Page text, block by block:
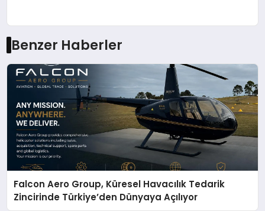
Benzer Haberler
Falcon Aero Group, Küresel Havacılık Tedarik
Zincirinde Türkiye’den Dünyaya Açılıyor